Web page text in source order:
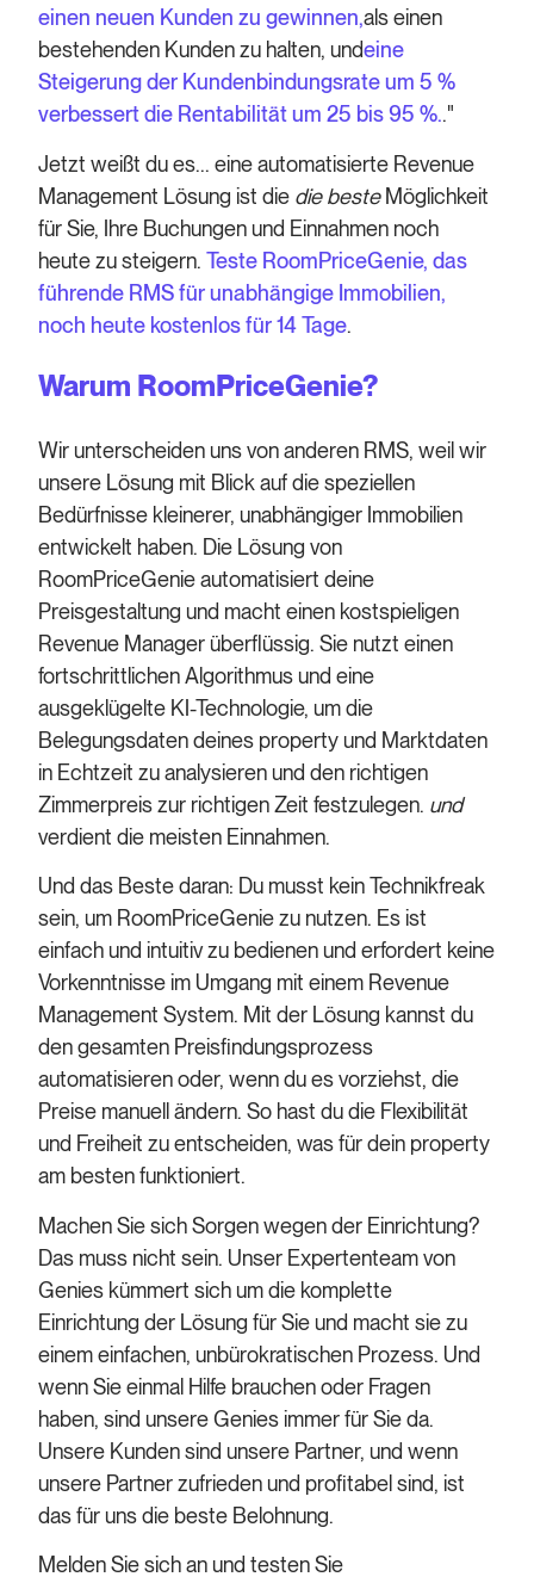
einen neuen Kunden zu gewinnen,als einen
bestehenden Kunden zu halten, undeine
Steigerung der Kundenbindungsrate um 5 %
verbessert die Rentabilität um 25 bis 95 %.."
Jetzt weißt du es... eine automatisierte Revenue
Management Lösung ist die die besteMöglichkeit
für Sie, Ihre Buchungen und Einnahmen noch
heute zu steigern. Teste RoomPriceGenie, das
führende RMS für unabhängige Immobilien,
noch heute kostenlos für 14 Tage.
Warum RoomPriceGenie?
Wir unterscheiden uns von anderen RMS, weil wir
unsere Lösung mit Blick auf die speziellen
Bedürfnisse kleinerer, unabhängiger Immobilien
entwickelt haben. Die Lösung von
RoomPriceGenie automatisiert deine
Preisgestaltung und macht einen kostspieligen
Revenue Manager überflüssig. Sie nutzt einen
fortschrittlichen Algorithmus und eine
ausgeklügelte KI-Technologie, um die
Belegungsdaten deines property und Marktdaten
in Echtzeit zu analysieren und den richtigen
Zimmerpreis zur richtigen Zeit festzulegen. und
verdient die meisten Einnahmen.
Und das Beste daran: Du musst kein Technikfreak
sein, um RoomPriceGenie zu nutzen. Es ist
einfach und intuitiv zu bedienen und erfordert keine
Vorkenntnisse im Umgang mit einem Revenue
Management System. Mit der Lösung kannst du
den gesamten Preisfindungsprozess
automatisieren oder, wenn du es vorziehst, die
Preise manuell ändern. So hast du die Flexibilität
und Freiheit zu entscheiden, was für dein property
am besten funktioniert.
Machen Sie sich Sorgen wegen der Einrichtung?
Das muss nicht sein. Unser Expertenteam von
Genies kümmert sich um die komplette
Einrichtung der Lösung für Sie und macht sie zu
einem einfachen, unbürokratischen Prozess. Und
wenn Sie einmal Hilfe brauchen oder Fragen
haben, sind unsere Genies immer für Sie da.
Unsere Kunden sind unsere Partner, und wenn
unsere Partner zufrieden und profitabel sind, ist
das für uns die beste Belohnung.
Melden Sie sich an und testen Sie